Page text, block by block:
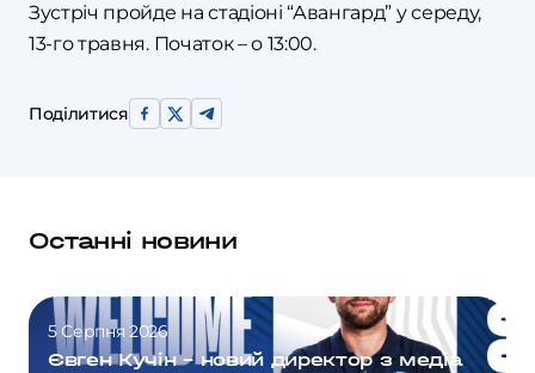
Зустріч пройде на стадіоні “Авангард” у середу,
13-го травня. Початок – о 13:00.
Поділитися
Останні новини
5 Серпня 2026
Євген Кучін – новий директор з медіа